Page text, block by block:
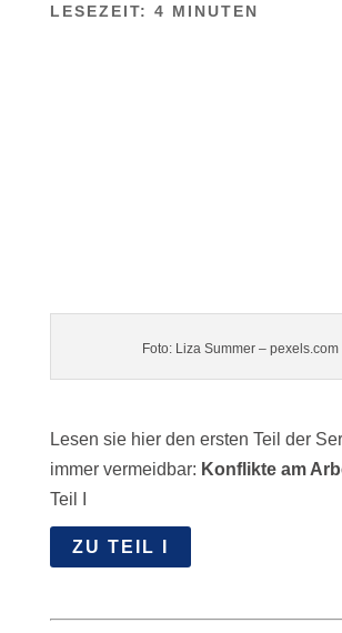
LESEZEIT: 4 MINUTEN
Foto: Liza Summer – pexels.com
Lesen sie hier den ersten Teil der
immer vermeidbar: Konflikte am
Teil I
ZU TEIL I